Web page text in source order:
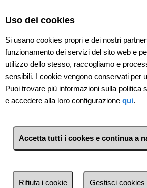
Uso dei cookies
Si usano cookies propri e dei nostri
funzionamento dei servizi del sito web e
utilizzo dello stesso, raccogliamo e
sensibili. I cookie vengono conservati per
Puoi trovare più informazioni sulla politica
e accedere alla loro configurazione qui.
Accetta tutti i cookes e continua a
Rifiuta i cookie Gestisci cookies